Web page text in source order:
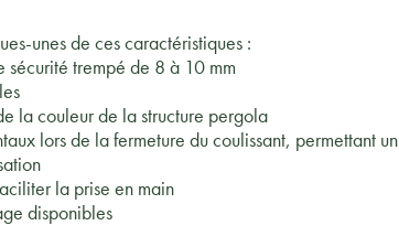
unes de ces caractéristiques :
trempé de 8 à 10 mm
la couleur de la structure pergola
lors de la fermeture du coulissant, permettant un
la prise en main
disponibles